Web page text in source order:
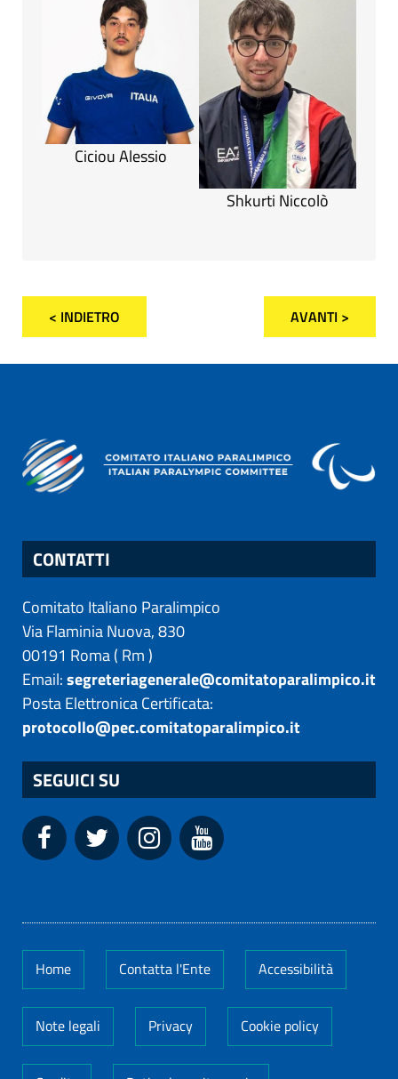
Ciciou Alessio
Shkurti Niccolò
< INDIETRO AVANTI >
CONTATTI
Comitato Italiano Paralimpico
Via Flaminia Nuova, 830
00191 Roma( Rm)
Email:segreteriagenerale@comitatoparalimpico.it
Posta Elettronica Certificata:
protocollo@pec.comitatoparalimpico.it
SEGUICI SU
Home Contatta l'Ente Accessibilità
Note legali Privacy Cookie policy